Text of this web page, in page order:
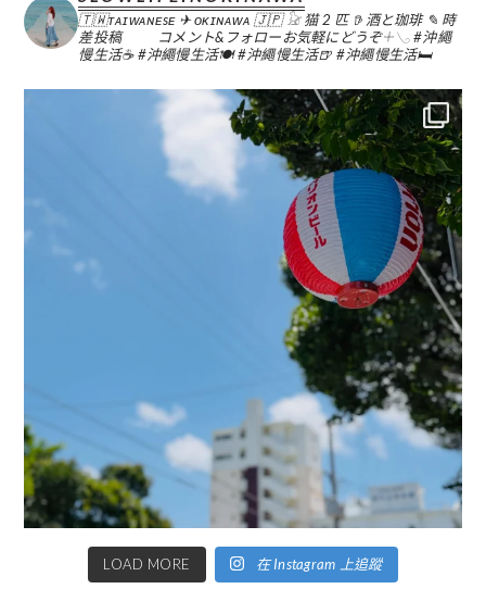
🇹🇼ᴛᴀɪᴡᴀɴᴇsᴇ ✈︎ ᴏᴋɪɴᴀᴡᴀ 🇯🇵𓃠 猫 2 匹 𖠚 酒と珈琲✎ 時
差投稿
コメント&フォローお気軽にどうぞ𓇬𓂅#沖繩
慢生活☕️#沖繩慢生活🍽#沖繩慢生活🍺 #沖繩慢生活🛏
LOAD MORE 在 Instagram 上追蹤